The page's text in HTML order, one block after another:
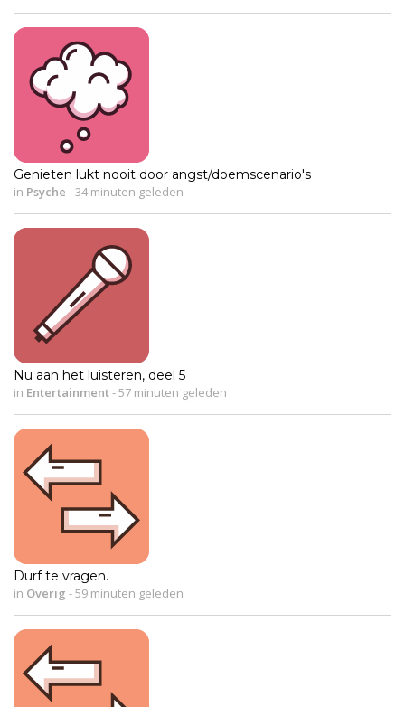
Genieten lukt nooit door angst/doemscenario's
in Psyche -34 minuten geleden
Nu aan het luisteren, deel 5
in Entertainment-57 minuten geleden
Durf te vragen.
in Overig -59 minuten geleden